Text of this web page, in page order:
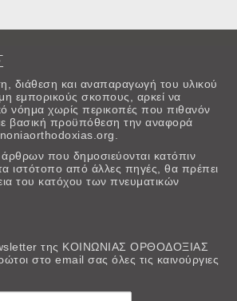
διάθεση και αναπαραγωγή του υλικού
εμπορικούς σκοπους, αρκεί να
νόημα χωρίς περικοπές που πιθανόν
βασική προϋπόθεση την αναφορά
που δημοσιεύονται κατόπιν
ιστότοπο από άλλες πηγές, θα πρέπει
του κατόχου των πνευματικών
της ΚΟΙΝΩΝΙΑΣ ΟΡΘΟΔΟΞΙΑΣ
στο email σας όλες τις καινούργιες